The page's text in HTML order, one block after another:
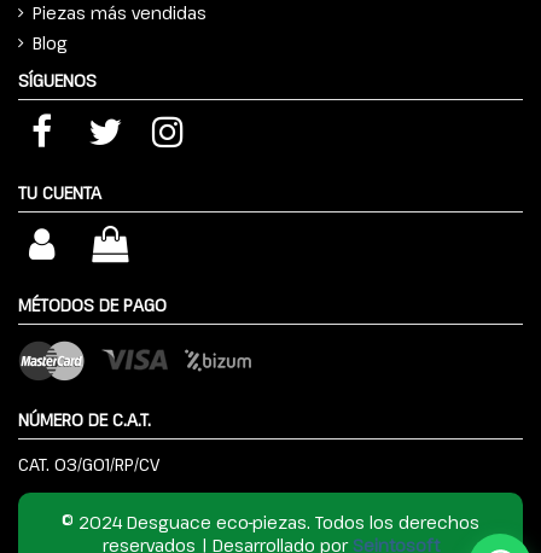
Piezas más vendidas
Blog
SÍGUENOS
TU CUENTA
MÉTODOS DE PAGO
NÚMERO DE C.A.T.
CAT. 03/G01/RP/CV
© 2024 Desguace eco-piezas. Todos los derechos
reservados | Desarrollado por Seintosoft